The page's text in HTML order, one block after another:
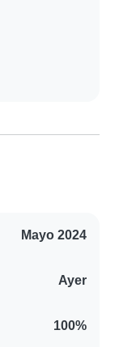
Mayo 2024
Ayer
100%